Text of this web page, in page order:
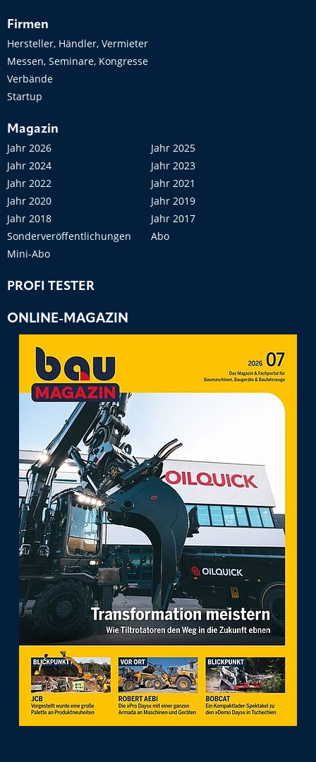
Firmen
Hersteller, Händler, Vermieter
Messen, Seminare, Kongresse
Verbände
Startup
Magazin
Jahr 2026
Jahr 2025
Jahr 2024
Jahr 2023
Jahr 2022
Jahr 2021
Jahr 2020
Jahr 2019
Jahr 2018
Jahr 2017
Sonderveröffentlichungen
Abo
Mini-Abo
PROFI TESTER
ONLINE-MAGAZIN